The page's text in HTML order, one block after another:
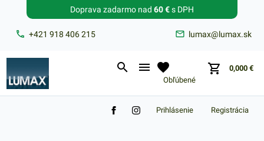
+421 918 406 215 lumax@lumax.sk
Doprava zadarmo nad 60 €s DPH
Obľúbené
0,000 €
Zabudnuté heslo?
Registrácia
Prihlásenie